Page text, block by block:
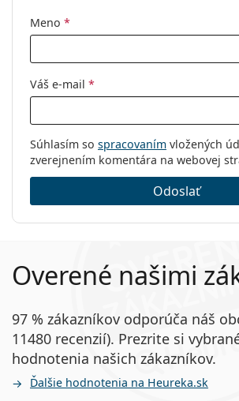
Meno *
Váš e-mail *
Súhlasím so spracovaním vložených
zverejnením komentára na webovej
Odoslať
Overené našimi
97 % zákazníkov odporúča náš
11480 recenzií). Prezrite si
hodnotenia našich zákazníkov.
Ďalšie hodnotenia na Heureka.sk